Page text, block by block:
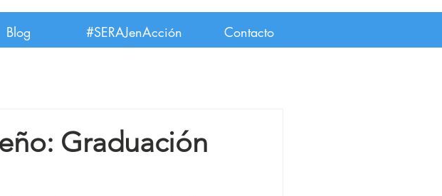
Blog #SERAJenAcción Contacto
Graduación